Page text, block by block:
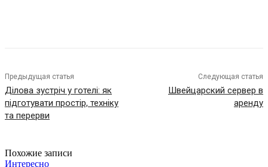
Предыдущая статья
Ділова зустріч у готелі: як
підготувати простір, техніку
та перерви
Следующая статья
Швейцарский сервер в
аренду
Похожие записи
Интересно